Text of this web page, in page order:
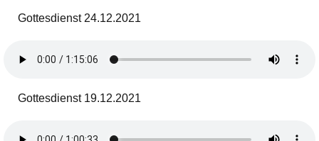
Gottesdienst 24.12.2021
Gottesdienst 19.12.2021